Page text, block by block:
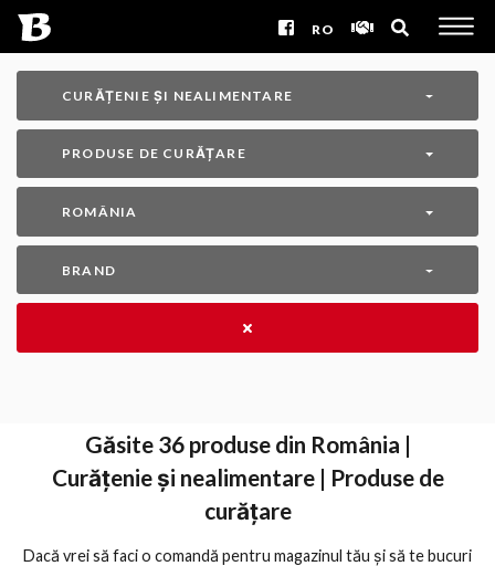
RO
CURĂȚENIE ȘI NEALIMENTARE
PRODUSE DE CURĂȚARE
ROMÂNIA
BRAND
Găsite 36produse din România |
Curățenie și nealimentare | Produse de
curățare
Dacă vrei să faci o comandă pentru magazinul tău și să te bucuri